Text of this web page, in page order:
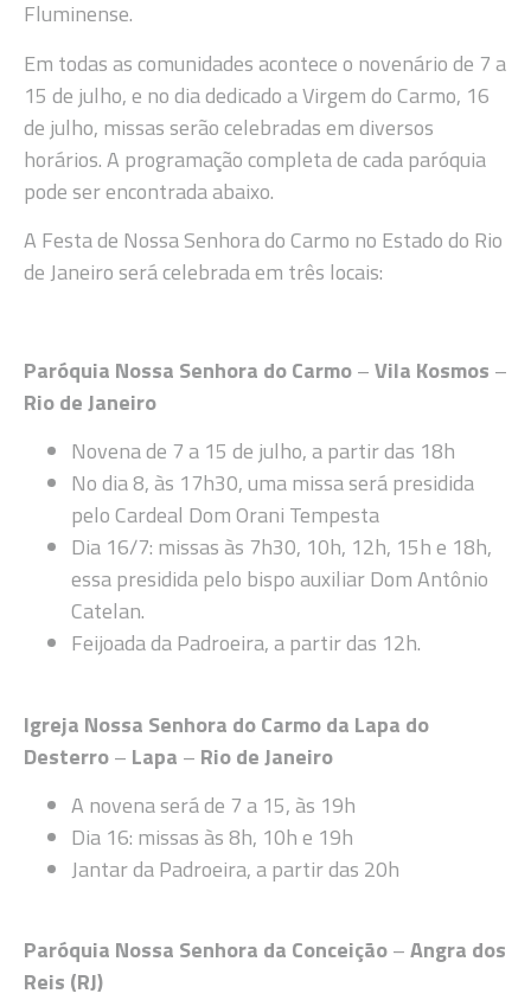
Fluminense.
Em todas as comunidades acontece o novenário de 7 a
15 de julho, e no dia dedicado a Virgem do Carmo, 16
de julho, missas serão celebradas em diversos
horários. A programação completa de cada paróquia
pode ser encontrada abaixo.
A Festa de Nossa Senhora do Carmo no Estado do Rio
de Janeiro será celebrada em três locais:
Paróquia Nossa Senhora do Carmo–Vila Kosmos –
Rio de Janeiro
Novena de 7 a 15 de julho, a partir das 18h
No dia 8, às 17h30, uma missa será presidida
pelo Cardeal Dom Orani Tempesta
Dia 16/7: missas às 7h30, 10h, 12h, 15h e 18h,
essa presidida pelo bispo auxiliar Dom Antônio
Catelan.
Feijoada da Padroeira, a partir das 12h.
Igreja Nossa Senhora do Carmo da Lapa do
Desterro– Lapa – Rio de Janeiro
A novena será de 7 a 15, às 19h
Dia 16: missas às 8h, 10h e 19h
Jantar da Padroeira, a partir das 20h
Paróquia Nossa Senhora da Conceição–Angra dos
Reis (RJ)